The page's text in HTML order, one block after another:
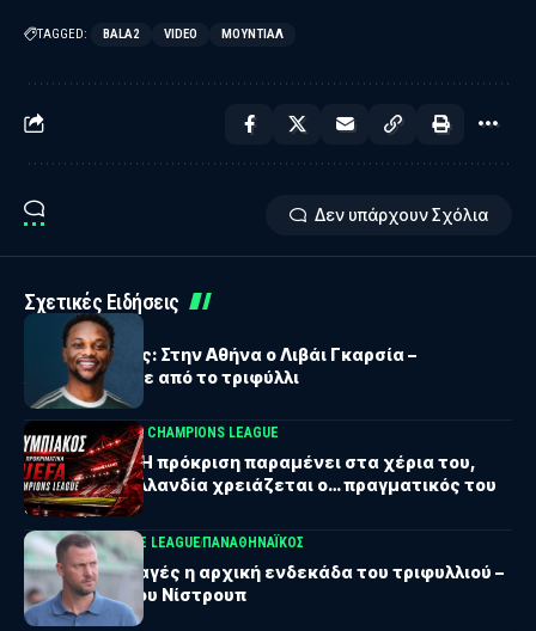
TAGGED: BALA2 VIDEO ΜΟΥΝΤΙΑΛ
Δεν υπάρχουν Σχόλια
Σχετικές Ειδήσεις
ΠΑΝΑΘΗΝΑΪΚΟΣ
Παναθηναϊκός: Στην Αθήνα ο Λιβάι Γκαρσία –
Ανακοινώθηκε από το τριφύλλι
BALA24 ΘΕΜΑ UEFA CHAMPIONS LEAGUE
Ολυμπιακός: Η πρόκριση παραμένει στα χέρια του,
όμως στην Ολλανδία χρειάζεται ο… πραγματικός του
εαυτός
UEFA CONFERENCE LEAGUEΠΑΝΑΘΗΝΑΪΚΟΣ
Με τρεις αλλαγές η αρχική ενδεκάδα του τριφυλλιού –
Οι σκέψεις του Νίστρουπ